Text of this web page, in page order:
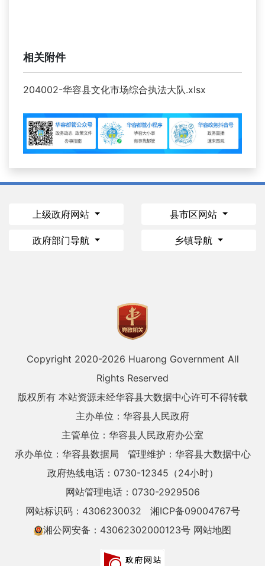
相关附件
204002-华容县文化市场综合执法大队.xlsx
上级政府网站 县市区网站
政府部门导航 乡镇导航
Copyright 2020-2026 Huarong Government All
Rights Reserved
版权所有 本站资源未经华容县大数据中心许可不得转载
主办单位：华容县人民政府
主管单位：华容县人民政府办公室
承办单位：华容县数据局
管理维护：华容县大数据中心
政府热线电话：0730-12345（24小时）
网站管理电话：0730-2929506
网站标识码：4306230032
湘ICP备09004767号
湘公网安备：43062302000123号 网站地图